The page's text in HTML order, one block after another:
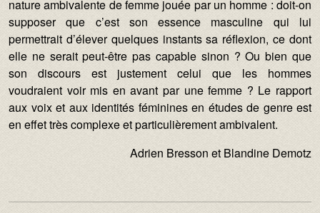
nature ambivalente de femme jouée par un homme : doit-on
supposer que c’est son essence masculine qui lui
permettrait d’élever quelques instants sa réflexion, ce dont
elle ne serait peut-être pas capable sinon ? Ou bien que
son discours est justement celui que les hommes
voudraient voir mis en avant par une femme ? Le rapport
aux voix et aux identités féminines en études de genre est
en effet très complexe et particulièrement ambivalent.
Adrien Bresson et Blandine Demotz